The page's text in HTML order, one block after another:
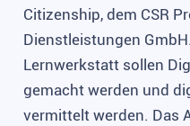
Citizenship, dem CSR
Dienstleistungen
Lernwerkstatt sollen
gemacht werden und
vermittelt werden. Das